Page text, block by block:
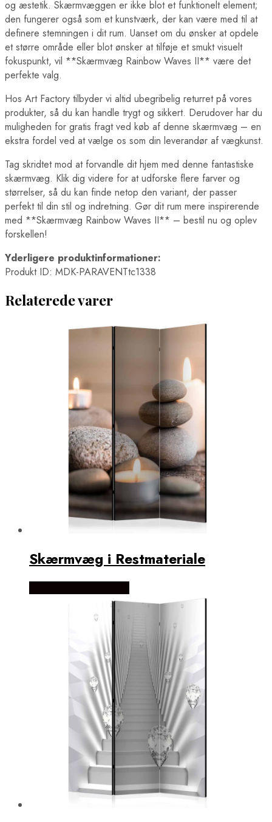
og æstetik. Skærmvæggen er ikke blot et funktionelt element;
den fungerer også som et kunstværk, der kan være med til at
definere stemningen i dit rum. Uanset om du ønsker at opdele
et større område eller blot ønsker at tilføje et smukt visuelt
fokuspunkt, vil **Skærmvæg Rainbow Waves II** være det
perfekte valg.
Hos Art Factory tilbyder vi altid ubegribelig returret på vores
produkter, så du kan handle trygt og sikkert. Derudover har du
muligheden for gratis fragt ved køb af denne skærmvæg – en
ekstra fordel ved at vælge os som din leverandør af vægkunst.
Tag skridtet mod at forvandle dit hjem med denne fantastiske
skærmvæg. Klik dig videre for at udforske flere farver og
størrelser, så du kan finde netop den variant, der passer
perfekt til din stil og indretning. Gør dit rum mere inspirerende
med **Skærmvæg Rainbow Waves II** – bestil nu og oplev
forskellen!
Yderligere produktinformationer:
Produkt ID: MDK-PARAVENTtc1338
Relaterede varer
Skærmvæg i Restmateriale